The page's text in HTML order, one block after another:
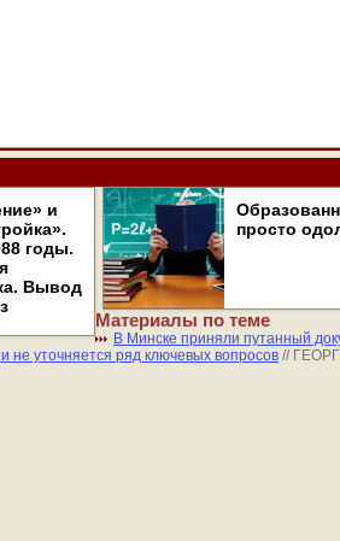
и
годы.
Вывод
просто
Материалы по теме
В Минске приняли путанный
не уточняется ряд ключевых вопросов //